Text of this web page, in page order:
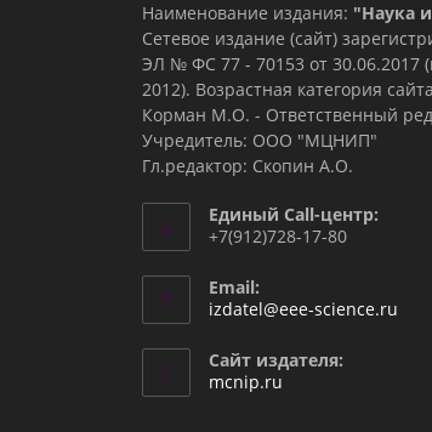
Наименование издания: "Наука
Сетевое издание (сайт)
ЭЛ № ФС 77 - 70153 от 30.06.2017
2012). Возрастная категория
Корман М.О. - Ответственный
Учредитель: ООО "МЦНИП"
Гл.редактор: Скопин А.О.
Единый Call-центр:
+7(912)728-17-80
Email:
izdatel@eee-science.ru
Сайт издателя:
mcnip.ru